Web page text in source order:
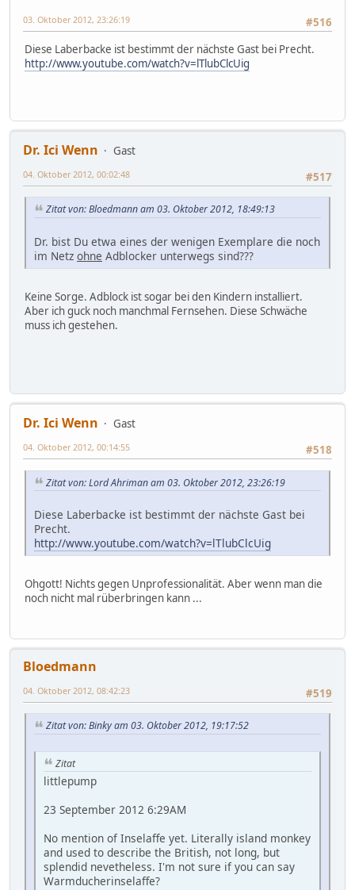
#516
03. Oktober 2012, 23:26:19
Diese Laberbacke ist bestimmt der nächste Gast bei Precht.
http://www.youtube.com/watch?v=lTlubClcUig
Dr. Ici Wenn
Gast
#517
04. Oktober 2012, 00:02:48
Zitat von: Bloedmann am 03. Oktober 2012, 18:49:13
Dr. bist Du etwa eines der wenigen Exemplare die noch
im Netz ohne Adblocker unterwegs sind???
Keine Sorge. Adblock ist sogar bei den Kindern installiert.
Aber ich guck noch manchmal Fernsehen. Diese Schwäche
muss ich gestehen.
Dr. Ici Wenn
Gast
#518
04. Oktober 2012, 00:14:55
Zitat von: Lord Ahriman am 03. Oktober 2012, 23:26:19
Diese Laberbacke ist bestimmt der nächste Gast bei
Precht.
http://www.youtube.com/watch?v=lTlubClcUig
Ohgott! Nichts gegen Unprofessionalität. Aber wenn man die
noch nicht mal rüberbringen kann ...
Bloedmann
#519
04. Oktober 2012, 08:42:23
Zitat von: Binky am 03. Oktober 2012, 19:17:52
Zitat
littlepump
23 September 2012 6:29AM
No mention of Inselaffe yet. Literally island monkey
and used to describe the British, not long, but
splendid nevetheless. I'm not sure if you can say
Warmducherinselaffe?